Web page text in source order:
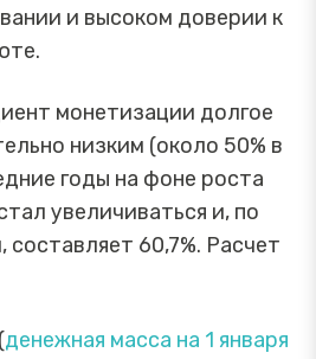
и высоком доверии к
монетизации долгое
низким (около 50% в
годы на фоне роста
увеличиваться и, по
60,7%. Расчет
денежная масса на 1 января